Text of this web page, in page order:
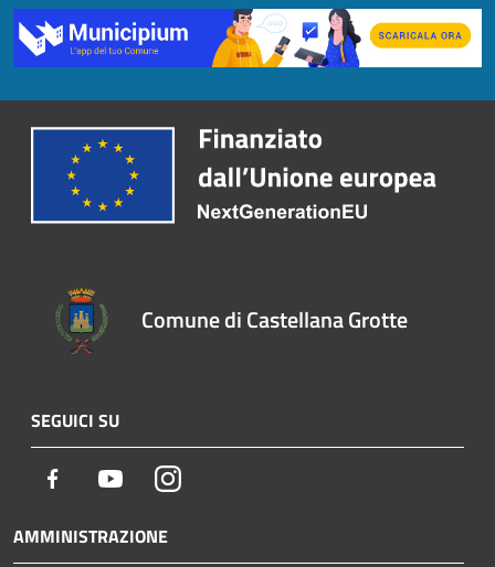
Comune di Castellana Grotte
SEGUICI SU
Facebook YoutubeInstagram
AMMINISTRAZIONE